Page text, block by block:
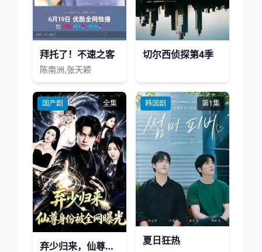
拜托了！不速之客
陈南洲,张天颖
切尔西侦探第4季
国产剧 全集
弃少归来，仙尊身份被全网曝光
韩国剧 第1集
夏日狂热